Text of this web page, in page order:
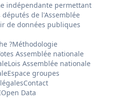
indépendante permettant
de l'Assemblée
de données publiques
?Méthodologie
Assemblée nationale
Lois Assemblée nationale
Espace groupes
Contact
Open Data